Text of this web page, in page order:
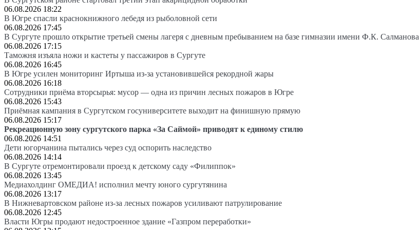
06.08.2026 18:22
В Югре спасли краснокнижного лебедя из рыболовной сети
06.08.2026 17:45
В Сургуте прошло открытие третьей смены лагеря с дневным пребыванием на базе гимназии имени Ф.К. Салманова
06.08.2026 17:15
Таможня изъяла ножи и кастеты у пассажиров в Сургуте
06.08.2026 16:45
В Югре усилен мониторинг Иртыша из-за установившейся рекордной жары
06.08.2026 16:18
Сотрудники приёма вторсырья: мусор — одна из причин лесных пожаров в Югре
06.08.2026 15:43
Приёмная кампания в Сургутском госуниверситете выходит на финишную прямую
06.08.2026 15:17
Рекреационную зону сургутского парка «За Саймой» приводят к единому стилю
06.08.2026 14:51
Дети югорчанина пытались через суд оспорить наследство
06.08.2026 14:14
В Сургуте отремонтировали проезд к детскому саду «Филиппок»
06.08.2026 13:45
Медиахолдинг ОМЕДИА! исполнил мечту юного сургутянина
06.08.2026 13:17
В Нижневартовском районе из-за лесных пожаров усиливают патрулирование
06.08.2026 12:45
Власти Югры продают недостроенное здание «Газпром переработки»